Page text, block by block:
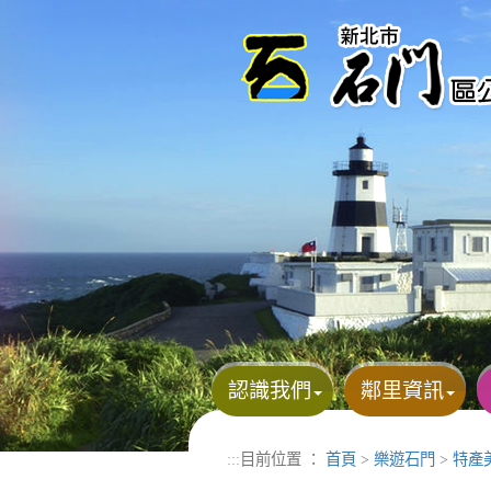
認識我們 鄰里資訊
::: 目前位置 ： 首頁 > 樂遊石門 > 特產